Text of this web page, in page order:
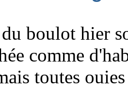
boulot hier
comme
toutes